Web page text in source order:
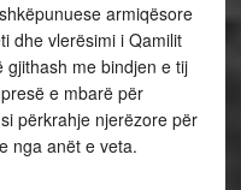
armiqësore
dhe vlerësimi i Qamilit
gjithash me bindjen e tij
e mbarë për
përkrahje njerëzore për
nga anët e veta.